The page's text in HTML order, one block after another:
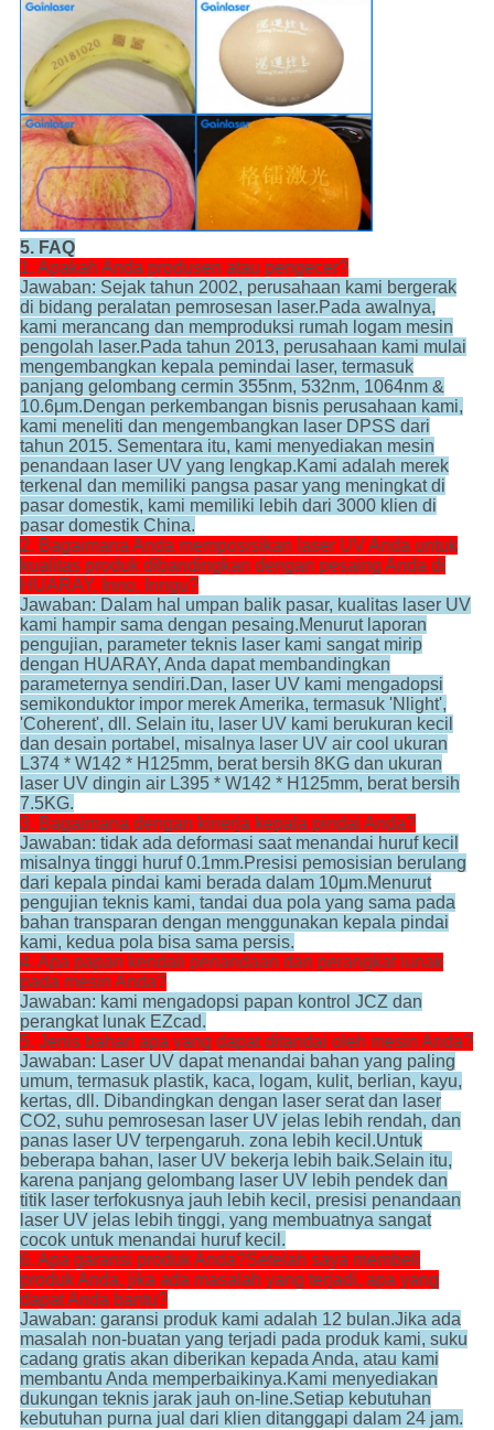
5. FAQ
1. Apakah Anda produsen atau pengecer?
Jawaban: Sejak tahun 2002, perusahaan kami bergerak
di bidang peralatan pemrosesan laser.Pada awalnya,
kami merancang dan memproduksi rumah logam mesin
pengolah laser.Pada tahun 2013, perusahaan kami mulai
mengembangkan kepala pemindai laser, termasuk
panjang gelombang cermin 355nm, 532nm, 1064nm &
10.6μm.Dengan perkembangan bisnis perusahaan kami,
kami meneliti dan mengembangkan laser DPSS dari
tahun 2015. Sementara itu, kami menyediakan mesin
penandaan laser UV yang lengkap.Kami adalah merek
terkenal dan memiliki pangsa pasar yang meningkat di
pasar domestik, kami memiliki lebih dari 3000 klien di
pasar domestik China.
2. Bagaimana Anda memposisikan laser UV Anda untuk
kualitas produk dibandingkan dengan pesaing Anda di
HUARAY, Inno, Inngu?
Jawaban: Dalam hal umpan balik pasar, kualitas laser UV
kami hampir sama dengan pesaing.Menurut laporan
pengujian, parameter teknis laser kami sangat mirip
dengan HUARAY, Anda dapat membandingkan
parameternya sendiri.Dan, laser UV kami mengadopsi
semikonduktor impor merek Amerika, termasuk 'Nlight',
'Coherent', dll. Selain itu, laser UV kami berukuran kecil
dan desain portabel, misalnya laser UV air cool ukuran
L374 * W142 * H125mm, berat bersih 8KG dan ukuran
laser UV dingin air L395 * W142 * H125mm, berat bersih
7.5KG.
3. Bagaimana dengan kinerja kepala pindai Anda?
Jawaban: tidak ada deformasi saat menandai huruf kecil
misalnya tinggi huruf 0.1mm.Presisi pemosisian berulang
dari kepala pindai kami berada dalam 10μm.Menurut
pengujian teknis kami, tandai dua pola yang sama pada
bahan transparan dengan menggunakan kepala pindai
kami, kedua pola bisa sama persis.
4. Apa papan kendali penandaan dan perangkat lunak
pada mesin Anda?
Jawaban: kami mengadopsi papan kontrol JCZ dan
perangkat lunak EZcad.
5. Jenis bahan apa yang dapat ditandai oleh mesin Anda?
Jawaban: Laser UV dapat menandai bahan yang paling
umum, termasuk plastik, kaca, logam, kulit, berlian, kayu,
kertas, dll. Dibandingkan dengan laser serat dan laser
CO2, suhu pemrosesan laser UV jelas lebih rendah, dan
panas laser UV terpengaruh. zona lebih kecil.Untuk
beberapa bahan, laser UV bekerja lebih baik.Selain itu,
karena panjang gelombang laser UV lebih pendek dan
titik laser terfokusnya jauh lebih kecil, presisi penandaan
laser UV jelas lebih tinggi, yang membuatnya sangat
cocok untuk menandai huruf kecil.
6. Apa garansi produk Anda?Setelah saya membeli
produk Anda, jika ada masalah yang terjadi, apa yang
dapat Anda bantu?
Jawaban: garansi produk kami adalah 12 bulan.Jika ada
masalah non-buatan yang terjadi pada produk kami, suku
cadang gratis akan diberikan kepada Anda, atau kami
membantu Anda memperbaikinya.Kami menyediakan
dukungan teknis jarak jauh on-line.Setiap kebutuhan
kebutuhan purna jual dari klien ditanggapi dalam 24 jam.